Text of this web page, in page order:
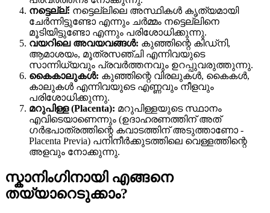
നട്ടെല്ല്: നട്ടെല്ലിലെ അസ്ഥികൾ കൃത്യമായി
ചേർന്നിട്ടുണ്ടോ എന്നും ചർമ്മം നട്ടെല്ലിനെ
മൂടിയിട്ടുണ്ടോ എന്നും പരിശോധിക്കുന്നു.
വയറിലെ അവയവങ്ങൾ: കുഞ്ഞിന്റെ കിഡ്നി,
ആമാശയം, മൂത്രസഞ്ചി എന്നിവയുടെ
സാന്നിധ്യവും പ്രവർത്തനവും ഉറപ്പുവരുത്തുന്നു.
കൈകാലുകൾ: കുഞ്ഞിന്റെ വിരലുകൾ, കൈകൾ,
കാലുകൾ എന്നിവയുടെ എണ്ണവും നീളവും
പരിശോധിക്കുന്നു.
മറുപിള്ള (Placenta): മറുപിള്ളയുടെ സ്ഥാനം
എവിടെയാണെന്നും (ഉദാഹരണത്തിന് അത്
ഗർഭപാത്രത്തിന്റെ കവാടത്തിന് അടുത്താണോ -
Placenta Previa) പനിനീർക്കുടത്തിലെ വെള്ളത്തിന്റെ
അളവും നോക്കുന്നു.
സ്കാനിംഗിനായി എങ്ങനെ
തയ്യാറെടുക്കാം?